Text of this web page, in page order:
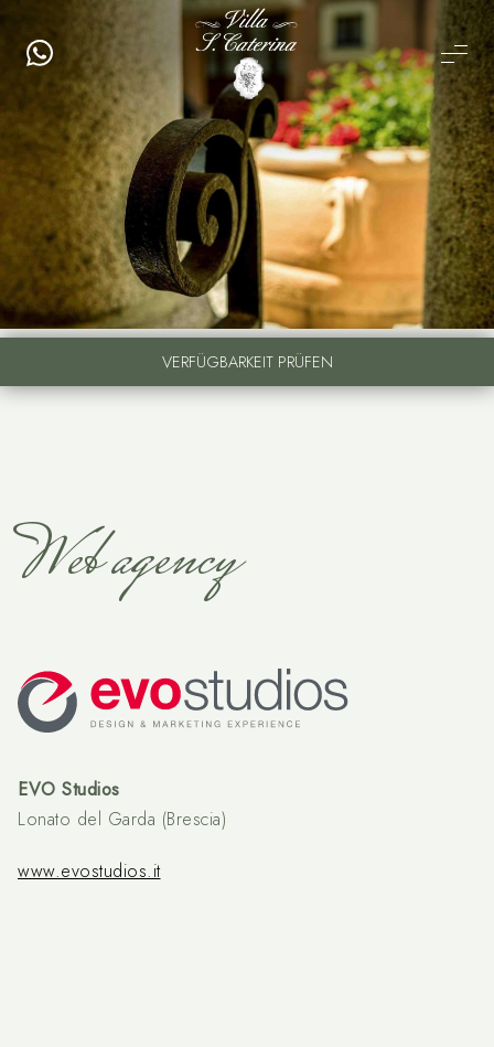
VERFÜGBARKEIT PRÜFEN
Web agency
EVO Studios
Lonato del Garda (Brescia)
www.evostudios.it